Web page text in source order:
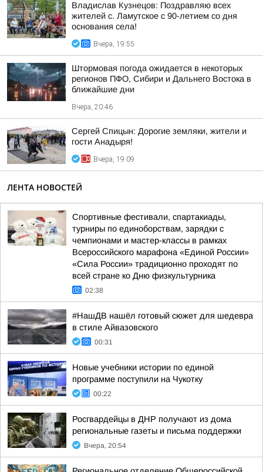
Владислав Кузнецов: Поздравляю всех
жителей с. Ламутское с 90-летием со дня
основания села!
Вчера, 19:55
Штормовая погода ожидается в некоторых
регионов ПФО, Сибири и Дальнего Востока в
ближайшие дни
Вчера, 20:46
Сергей Спицын: Дорогие земляки, жители и
гости Анадыря!
Вчера, 19:09
ЛЕНТА НОВОСТЕЙ
Спортивные фестивали, спартакиады,
турниры по единоборствам, зарядки с
чемпионами и мастер-классы в рамках
Всероссийского марафона «Единой России»
«Сила России» традиционно проходят по
всей стране ко Дню физкультурника
02:38
#НашДВ нашёл готовый сюжет для шедевра
в стиле Айвазовского
00:31
Новые учебники истории по единой
программе поступили на Чукотку
00:22
Росгвардейцы в ДНР получают из дома
региональные газеты и письма поддержки
Вчера, 20:54